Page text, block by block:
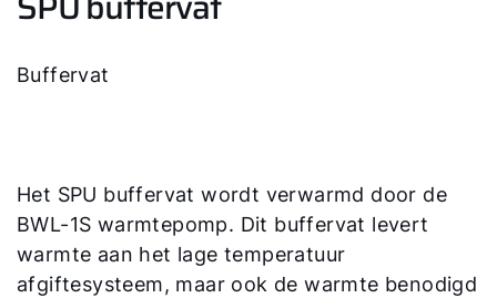
Buffervat
Het SPU buffervat wordt verwarmd door de
BWL-1S warmtepomp. Dit buffervat levert
warmte aan het lage temperatuur
afgiftesysteem, maar ook de warmte benodigd